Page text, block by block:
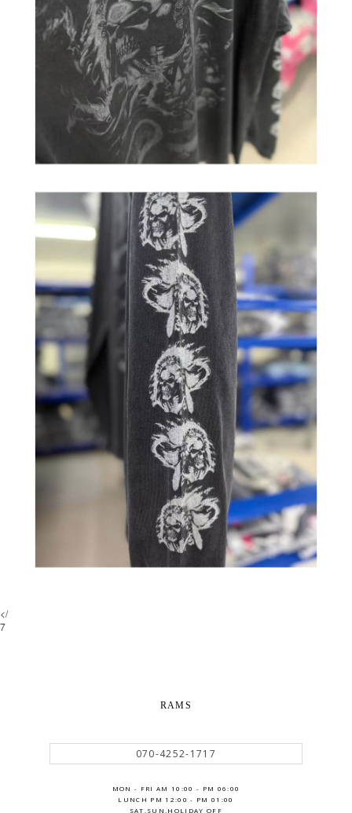
</
7
RAMS
070-4252-1717
MON - FRI AM 10:00 - PM 06:00
LUNCH PM 12:00 - PM 01:00
SAT.SUN.HOLIDAY OFF